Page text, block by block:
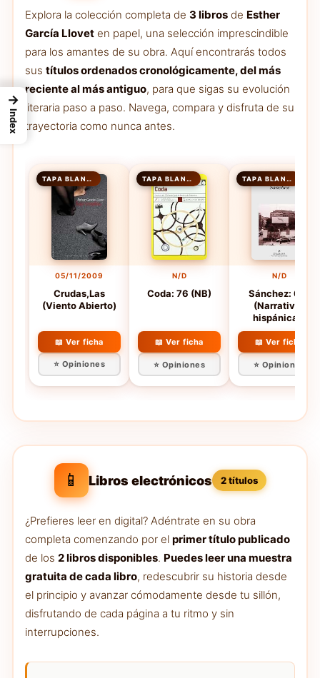
Explora la colección completa de 3 libros de Esther
García Llovet en papel, una selección imprescindible
para los amantes de su obra. Aquí encontrarás todos
sus títulos ordenados cronológicamente, del más
reciente al más antiguo, para que sigas su evolución
literaria paso a paso. Navega, compara y disfruta de su
trayectoria como nunca antes.
TAPA BLANDA
05/11/2009
Crudas,Las
(Viento Abierto)
📖 Ver ficha
⭐ Opiniones
TAPA BLANDA
N/D
Coda: 76 (NB)
📖 Ver ficha
⭐ Opiniones
TAPA BLANDA
N/D
Sánchez: 618
(Narrativas
hispánicas)
📖 Ver ficha
⭐ Opiniones
📱 Libros electrónicos 2 títulos
¿Prefieres leer en digital? Adéntrate en su obra
completa comenzando por el primer título publicado
de los 2 libros disponibles. Puedes leer una muestra
gratuita de cada libro, redescubrir su historia desde
el principio y avanzar cómodamente desde tu sillón,
disfrutando de cada página a tu ritmo y sin
interrupciones.
→
Index